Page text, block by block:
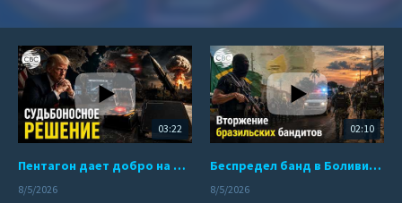
03:22
Пентагон дает добро на ядерный удар по противникам США
8/5/2026
02:10
Беспредел банд в Боливии. Расправы над наркоторговцами
8/5/2026